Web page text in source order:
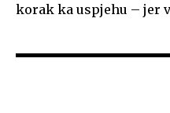
korak ka uspjehu – jer